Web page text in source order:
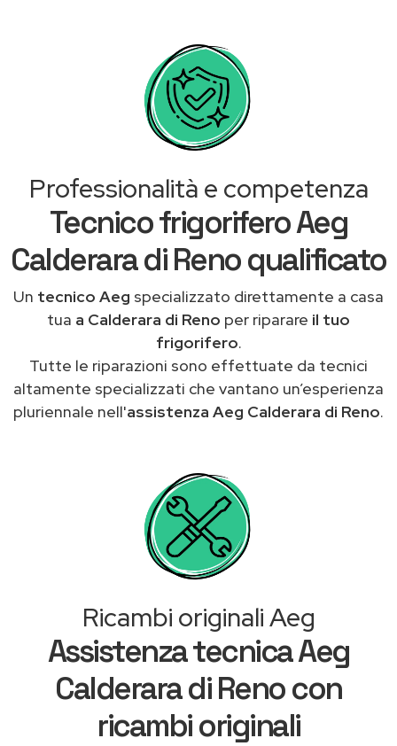
Professionalità e competenza
Tecnico frigorifero Aeg
Calderara di Reno qualificato
Un tecnico Aeg specializzato direttamente a casa
tua a Calderara di Reno per riparare il tuo
frigorifero.
Tutte le riparazioni sono effettuate da tecnici
altamente specializzati che vantano un’esperienza
pluriennale nell'assistenza Aeg Calderara di Reno.
Ricambi originali Aeg
Assistenza tecnica Aeg
Calderara di Reno con
ricambi originali